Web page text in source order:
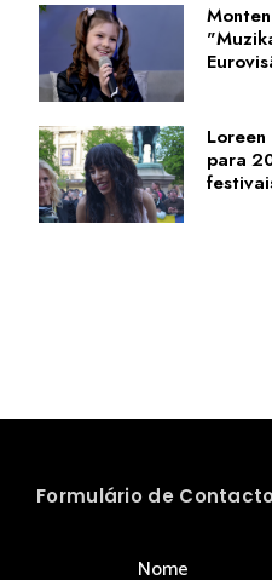
para
Formulário de
Nome